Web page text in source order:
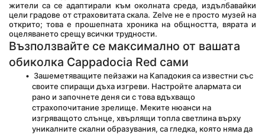
жители са се адаптирали към околната среда, издълбавайки
цели градове от страховитата скала. Zelve не е просто музей на
открито; това е прошепната хроника на общността, вярата и
оцеляването срещу всички трудности.
Възползвайте се максимално от вашата
обиколка Cappadocia Red сами
Зашеметяващите пейзажи на Кападокия са известни със
своите спиращи дъха изгреви. Настройте алармата си
рано и започнете деня си с това вдъхващо
страхопочитание зрелище. Меките нюанси на
изгряващото слънце, хвърлящи топла светлина върху
уникалните скални образувания, са гледка, която няма да